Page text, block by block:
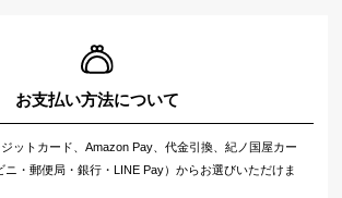
お支払い方法について
ットカード、Amazon Pay、代金引換、紀ノ国屋カー
ニ・郵便局・銀行・LINE Pay）からお選びいただけま